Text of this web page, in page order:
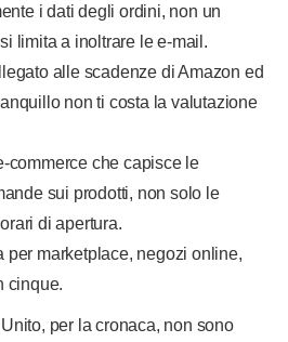
i dati degli ordini, non un
limita a inoltrare le e-mail.
alle scadenze di Amazon ed
non ti costa la valutazione
commerce che capisce le
sui prodotti, non solo le
di apertura.
per marketplace, negozi online,
cinque.
per la cronaca, non sono